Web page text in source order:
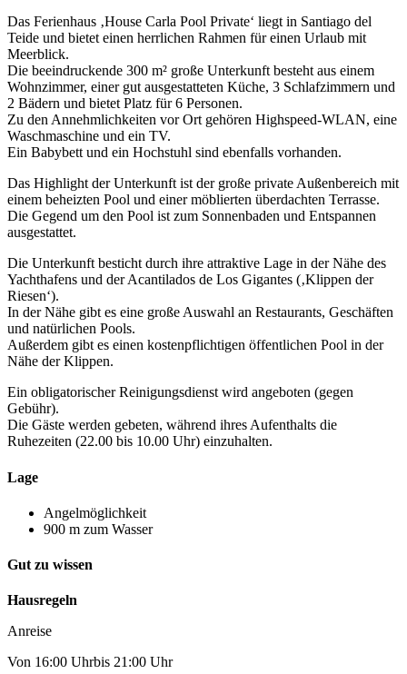
Das Ferienhaus ‚House Carla Pool Private‘ liegt in Santiago del
Teide und bietet einen herrlichen Rahmen für einen Urlaub mit
Meerblick.
Die beeindruckende 300 m² große Unterkunft besteht aus einem
Wohnzimmer, einer gut ausgestatteten Küche, 3 Schlafzimmern und
2 Bädern und bietet Platz für 6 Personen.
Zu den Annehmlichkeiten vor Ort gehören Highspeed-WLAN, eine
Waschmaschine und ein TV.
Ein Babybett und ein Hochstuhl sind ebenfalls vorhanden.
Das Highlight der Unterkunft ist der große private Außenbereich mit
einem beheizten Pool und einer möblierten überdachten Terrasse.
Die Gegend um den Pool ist zum Sonnenbaden und Entspannen
ausgestattet.
Die Unterkunft besticht durch ihre attraktive Lage in der Nähe des
Yachthafens und der Acantilados de Los Gigantes (‚Klippen der
Riesen‘).
In der Nähe gibt es eine große Auswahl an Restaurants, Geschäften
und natürlichen Pools.
Außerdem gibt es einen kostenpflichtigen öffentlichen Pool in der
Nähe der Klippen.
Ein obligatorischer Reinigungsdienst wird angeboten (gegen
Gebühr).
Die Gäste werden gebeten, während ihres Aufenthalts die
Ruhezeiten (22.00 bis 10.00 Uhr) einzuhalten.
Lage
Angelmöglichkeit
900 m zum Wasser
Gut zu wissen
Hausregeln
Anreise
Von 16:00 Uhrbis 21:00 Uhr